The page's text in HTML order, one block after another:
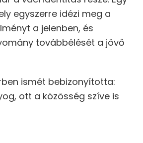
egyszerre idézi meg a
a jelenben, és
továbbélését a jövő
ismét bebizonyította:
ott a közösség szíve is